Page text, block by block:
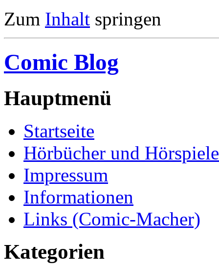
Zum Inhalt springen
Comic Blog
Hauptmenü
Startseite
Hörbücher und Hörspiele
Impressum
Informationen
Links (Comic-Macher)
Kategorien